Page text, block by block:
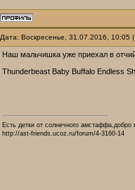
Дата: Воскресенье, 31.07.2016,
Наш мальчишка уже приехал в
Thunderbeast Baby Buffalo Endless
Есть детки от солнечного амстаффа,добро
http://ast-friends.ucoz.ru/forum/4-3160-14